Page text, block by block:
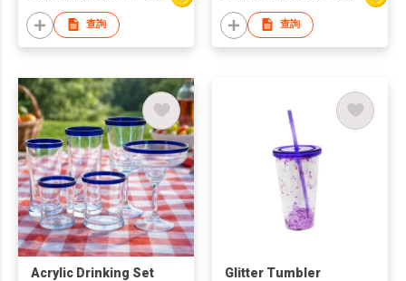
查詢 查詢
Acrylic Drinking Set Glitter Tumbler